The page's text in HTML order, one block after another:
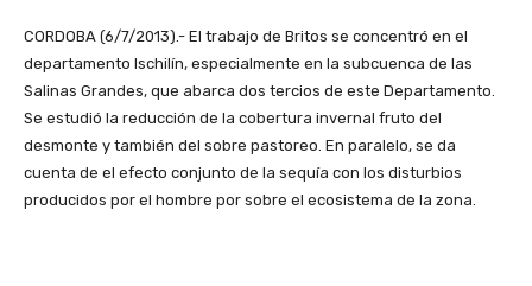
CORDOBA (6/7/2013).- El trabajo de Britos se concentró en el
departamento Ischilín, especialmente en la subcuenca de las
Salinas Grandes, que abarca dos tercios de este Departamento.
Se estudió la reducción de la cobertura invernal fruto del
desmonte y también del sobre pastoreo. En paralelo, se da
cuenta de el efecto conjunto de la sequía con los disturbios
producidos por el hombre por sobre el ecosistema de la zona.